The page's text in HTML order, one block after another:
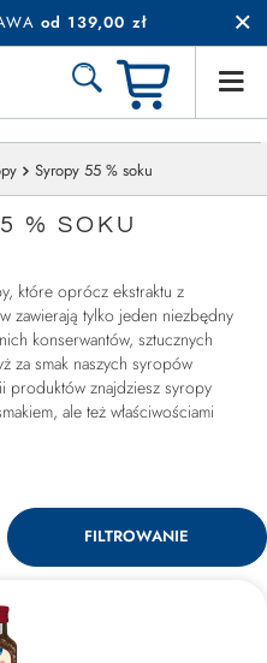
od 139,00 zł
Syropy 55 % soku
% SOKU
które oprócz ekstraktu z
zawierają tylko jeden niezbędny
konserwantów, sztucznych
za smak naszych syropów
produktów znajdziesz syropy
ale też właściwościami
FILTROWANIE